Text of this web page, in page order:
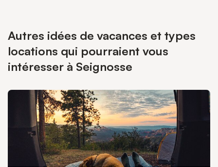
Autres idées de vacances et types
locations qui pourraient vous
intéresser à Seignosse